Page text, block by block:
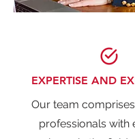
EXPERTISE AND
Our team
professionals with